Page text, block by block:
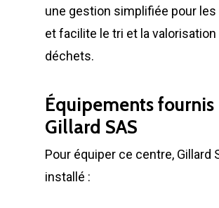
une gestion simplifiée pour les
et facilite le tri et la valorisation
déchets.
Équipements fournis
Gillard SAS
Pour équiper ce centre, Gillard
installé :